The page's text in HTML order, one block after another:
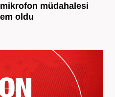
müdahalesi
oldu